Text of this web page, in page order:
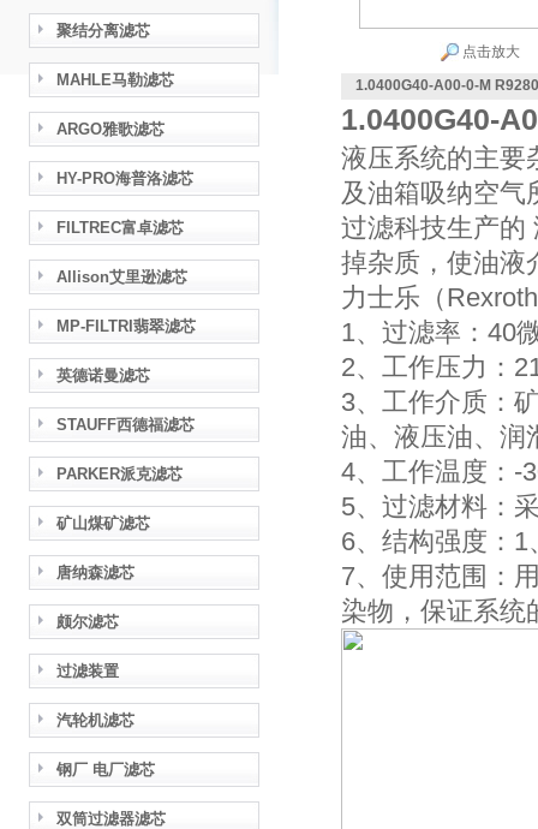
聚结分离滤芯
MAHLE马勒滤芯
ARGO雅歌滤芯
HY-PRO海普洛滤芯
FILTREC富卓滤芯
Allison艾里逊滤芯
MP-FILTRI翡翠滤芯
英德诺曼滤芯
STAUFF西德福滤芯
PARKER派克滤芯
矿山煤矿滤芯
唐纳森滤芯
颇尔滤芯
过滤装置
汽轮机滤芯
钢厂 电厂滤芯
双筒过滤器滤芯
点击放大
1.0400G40-A00-0-M
1.0400G40-
液压系统的主要
及油箱吸纳空气
过滤科技生产的
掉杂质，使油液
力士乐（
1、过滤率：40
2、工作压力：
3、工作介质：
油、液压油、润
4、工作温度：
5、过滤材料：
6、结构强度：1
7、使用范围：
染物，保证系统